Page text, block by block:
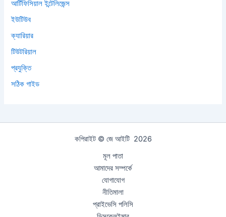
আর্টিফিসিয়াল ইন্টেলিজেন্স
ইউটিউব
ক্যারিয়ার
টিউটরিয়াল
প্রযুক্তি
সঠিক গাইড
কপিরাইট © জে আইটি 2026
মূল পাতা
আমাদের সম্পর্কে
যোগাযোগ
নীতিমালা
প্রাইভেসি পলিসি